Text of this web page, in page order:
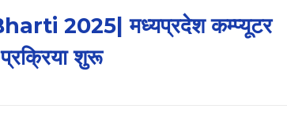
2025| मध्यप्रदेश कम्प्यूटर
प्रक्रिया शुरू